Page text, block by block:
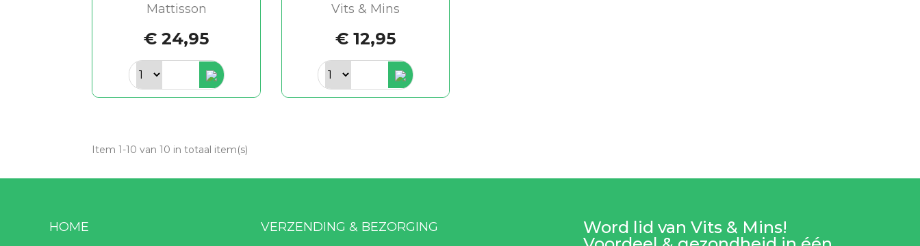
Mattisson
€ 24,95
Vits & Mins
€ 12,95
Item 1-10 van 10 in totaal item(s)
HOME VERZENDING & BEZORGING
Word lid van Vits & Mins!